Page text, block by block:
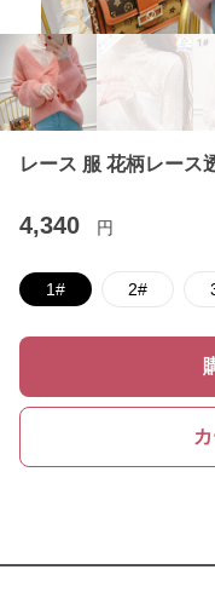
レース 服 花柄レース
4,340 円
1# 2#